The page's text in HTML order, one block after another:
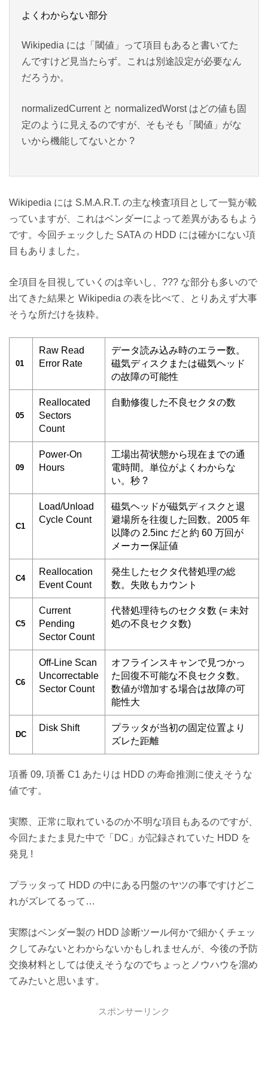
よくわからない部分
Wikipedia には「閾値」って項目もあると書いてた
んですけど見当たらず。これは別途設定が必要なん
だろうか。
normalizedCurrent と normalizedWorst はどの値も固
定のように見えるのですが、そもそも「閾値」がな
いから機能してないとか ?
Wikipedia には S.M.A.R.T. の主な検査項目として一覧が載
っていますが、これはベンダーによって差異があるもよう
です。今回チェックした SATA の HDD には確かにない項
目もありました。
全項目を目視していくのは辛いし、??? な部分も多いので
出てきた結果と Wikipedia の表を比べて、とりあえず大事
そうな所だけを抜粋。
01
Raw Read
Error Rate
データ読み込み時のエラー数。
磁気ディスクまたは磁気ヘッド
の故障の可能性
05
Reallocated
Sectors
Count
自動修復した不良セクタの数
09
Power-On
Hours
工場出荷状態から現在までの通
電時間。単位がよくわからな
い。秒 ?
C1
Load/Unload
Cycle Count
磁気ヘッドが磁気ディスクと退
避場所を往復した回数。2005 年
以降の 2.5inc だと約 60 万回が
メーカー保証値
C4
Reallocation
Event Count
発生したセクタ代替処理の総
数。失敗もカウント
C5
Current
Pending
Sector Count
代替処理待ちのセクタ数 (= 未対
処の不良セクタ数)
C6
Off-Line Scan
Uncorrectable
Sector Count
オフラインスキャンで見つかっ
た回復不可能な不良セクタ数。
数値が増加する場合は故障の可
能性大
DC
Disk Shift
プラッタが当初の固定位置より
ズレた距離
項番 09, 項番 C1 あたりは HDD の寿命推測に使えそうな
値です。
実際、正常に取れているのか不明な項目もあるのですが、
今回たまたま見た中で「DC」が記録されていた HDD を
発見 !
プラッタって HDD の中にある円盤のヤツの事ですけどこ
れがズレてるって…
実際はベンダー製の HDD 診断ツール何かで細かくチェッ
クしてみないとわからないかもしれませんが、今後の予防
交換材料としては使えそうなのでちょっとノウハウを溜め
てみたいと思います。
スポンサーリンク